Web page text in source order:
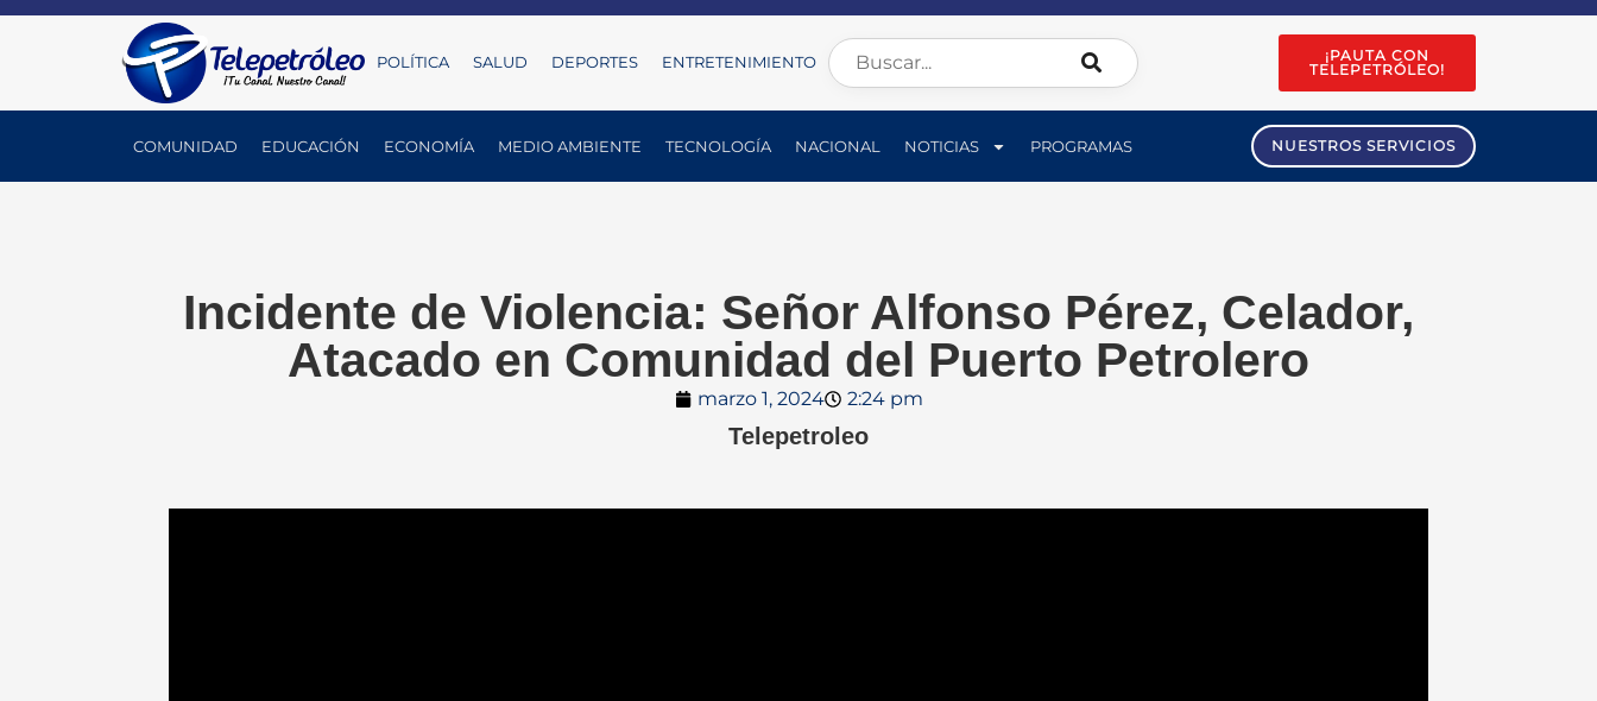
POLÍTICA SALUD DEPORTES ENTRETENIMIENTO
¡PAUTA CON
TELEPETRÓLEO!
COMUNIDAD EDUCACIÓN ECONOMÍA MEDIO AMBIENTE TECNOLOGÍA NACIONAL NOTICIAS PROGRAMAS NUESTROS SERVICIOS
Incidente de Violencia: Señor Alfonso Pérez, Celador,
Atacado en Comunidad del Puerto Petrolero
marzo 1, 2024 2:24 pm
Telepetroleo